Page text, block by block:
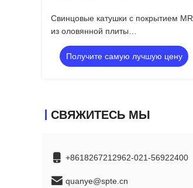
Свинцовые катушки с покрытием MR
из оловянной плиты
0.18/0.20/0.30/0.45 мм с отличной
коррозионной стойкостью
Получите самую лучшую цену
СВЯЖИТЕСЬ МЫ
+8618267212962-021-56922400
quanye@spte.cn